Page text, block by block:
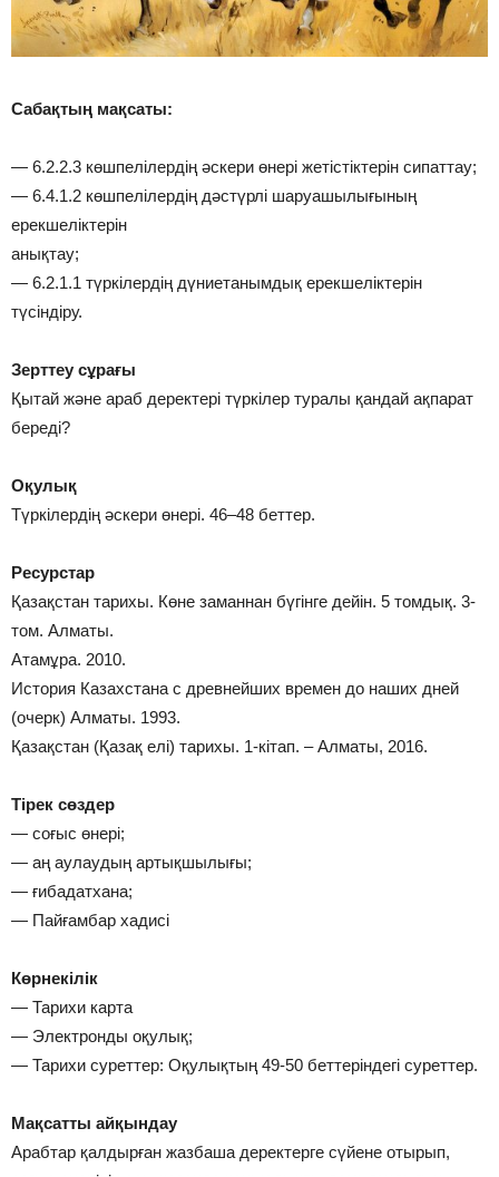
Сабақтың мақсаты:
— 6.2.2.3 көшпелілердің әскери өнері жетістіктерін сипаттау;
— 6.4.1.2 көшпелілердің дәстүрлі шаруашылығының
ерекшеліктерін
анықтау;
— 6.2.1.1 түркілердің дүниетанымдық ерекшеліктерін
түсіндіру.
Зерттеу сұрағы
Қытай және араб деректері түркілер туралы қандай ақпарат
береді?
Оқулық
Түркілердің әскери өнері. 46–48 беттер.
Ресурстар
Қазақстан тарихы. Көне заманнан бүгінге дейін. 5 томдық. 3-
том. Алматы.
Атамұра. 2010.
История Казахстана с древнейших времен до наших дней
(очерк) Алматы. 1993.
Қазақстан (Қазақ елі) тарихы. 1-кітап. – Алматы, 2016.
Тірек сөздер
— соғыс өнері;
— аң аулаудың артықшылығы;
— ғибадатхана;
— Пайғамбар хадисі
Көрнекілік
— Тарихи карта
— Электронды оқулық;
— Тарихи суреттер: Оқулықтың 49-50 беттеріндегі суреттер.
Мақсатты айқындау
Арабтар қалдырған жазбаша деректерге сүйене отырып,